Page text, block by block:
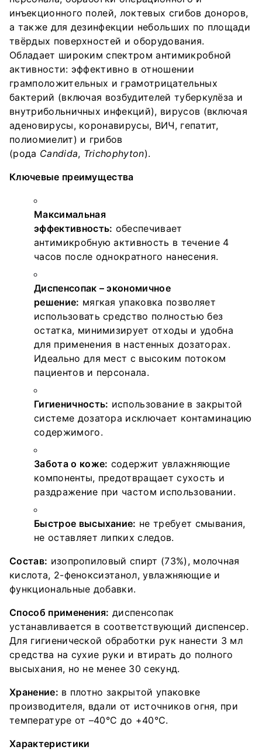
(рода
Candida, Trichophyton).
Забота о коже:содержит увлажняющие
компоненты, предотвращает сухость и
раздражение при частом использовании.
Быстрое высыхание:не требует смывания, не
оставляет липких следов.
высыхания, но не менее 30 секунд.
Хранение:в плотно закрытой упаковке
производителя, вдали от источников огня, при
температуре от –40°С до +40°С.
Характеристики
Параметр
Объём
Тип упаковки
Срок годности
Документация и сертификация
Продукция сертифицирована. Имеются
свидетельство о государственной регистрации,
декларация соответствия ГОСТ, инструкция по
применению. Средство внесено в Реестр
промышленной продукции РФ.
инъекционного полей, локтевых сгибов доноров,
а также для дезинфекции небольших по площади
твёрдых поверхностей и оборудования.
Обладает широким спектром антимикробной
активности: эффективно в отношении
грамположительных и грамотрицательных
бактерий (включая возбудителей туберкулёза и
внутрибольничных инфекций), вирусов (включая
аденовирусы, коронавирусы, ВИЧ, гепатит,
полиомиелит) и грибов
(рода Candida, Trichophyton).
Ключевые преимущества
Максимальная
эффективность: обеспечивает
антимикробную активность в течение 4
часов после однократного нанесения.
Диспенсопак – экономичное
решение: мягкая упаковка позволяет
использовать средство полностью без
остатка, минимизирует отходы и удобна
для применения в настенных дозаторах.
Идеально для мест с высоким потоком
пациентов и персонала.
Гигиеничность: использование в закрытой
системе дозатора исключает контаминацию
содержимого.
Забота о коже: содержит увлажняющие
компоненты, предотвращает сухость и
раздражение при частом использовании.
Быстрое высыхание: не требует смывания,
не оставляет липких следов.
Состав: изопропиловый спирт (73%), молочная
кислота, 2-феноксиэтанол, увлажняющие и
функциональные добавки.
Способ применения: диспенсопак
устанавливается в соответствующий диспенсер.
Для гигиенической обработки рук нанести 3 мл
средства на сухие руки и втирать до полного
высыхания, но не менее 30 секунд.
Хранение: в плотно закрытой упаковке
производителя, вдали от источников огня, при
температуре от –40°С до +40°С.
Характеристики